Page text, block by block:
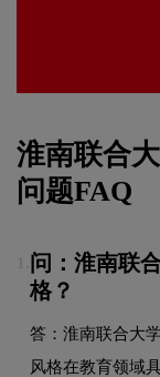
淮南联合
问题FAQ
问：淮南联
格？
答：淮南联合大
风格在教育领域